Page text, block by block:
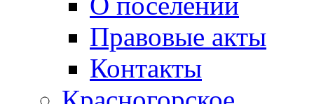
Правовые акты
Контакты